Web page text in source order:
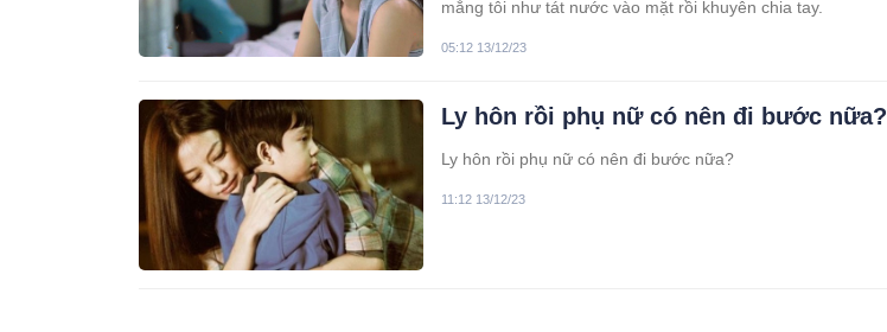
mắng tôi như tát nước vào mặt rồi khuyên chia tay.
05:12 13/12/23
Ly hôn rồi phụ nữ có nên đi bước nữa?
Ly hôn rồi phụ nữ có nên đi bước nữa?
11:12 13/12/23